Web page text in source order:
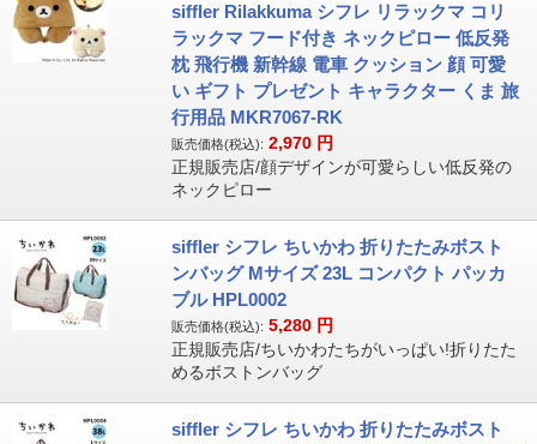
siffler Rilakkuma シフレ リラックマ コリ
ラックマ フード付き ネックピロー 低反発
枕 飛行機 新幹線 電車 クッション 顔 可愛
い ギフト プレゼント キャラクター くま 旅
行用品 MKR7067-RK
販売価格(税込): 2,970 円
正規販売店/顔デザインが可愛らしい低反発の
ネックピロー
siffler シフレ ちいかわ 折りたたみボスト
ンバッグ Mサイズ 23L コンパクト パッカ
ブル HPL0002
販売価格(税込): 5,280 円
正規販売店/ちいかわたちがいっぱい!折りたた
めるボストンバッグ
siffler シフレ ちいかわ 折りたたみボスト